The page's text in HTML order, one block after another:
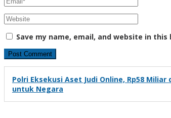
Save my name, email, and website in
Polri Eksekusi Aset Judi Online, Rp58
untuk Negara